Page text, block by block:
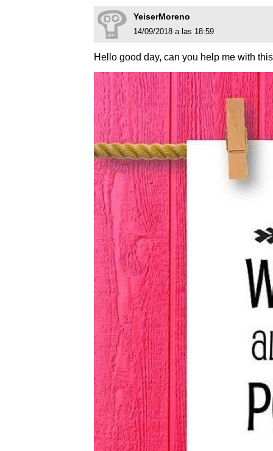
YeiserMoreno
14/09/2018 a las 18:59
Hello good day, can you help me with